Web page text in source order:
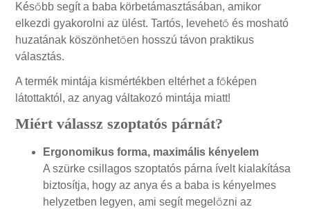
Később segít a baba körbetámasztásában, amikor
elkezdi gyakorolni az ülést. Tartós, levehető és mosható
huzatának köszönhetően hosszú távon praktikus
választás.
A termék mintája kismértékben eltérhet a főképen
látottaktól, az anyag váltakozó mintája miatt!
Miért válassz szoptatós párnát?
Ergonomikus forma, maximális kényelem
A szürke csillagos szoptatós párna ívelt kialakítása
biztosítja, hogy az anya és a baba is kényelmes
helyzetben legyen, ami segít megelőzni az